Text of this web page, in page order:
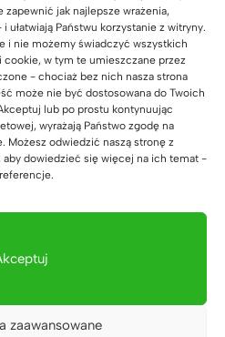
zapewnić jak najlepsze wrażenia,
Państwu korzystanie z witryny.
i nie możemy świadczyć wszystkich
cookie, w tym te umieszczane przez
- chociaż bez nich nasza strona
może nie być dostosowana do Twoich
lub po prostu kontynuując
wyrażają Państwo zgodę na
Możesz odwiedzić naszą stronę z
dowiedzieć się więcej na ich temat -
zaawansowane